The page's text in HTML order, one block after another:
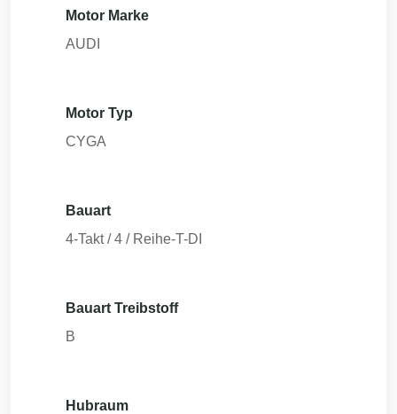
Motor Marke
AUDI
Motor Typ
CYGA
Bauart
4-Takt / 4 / Reihe-T-DI
Bauart Treibstoff
B
Hubraum